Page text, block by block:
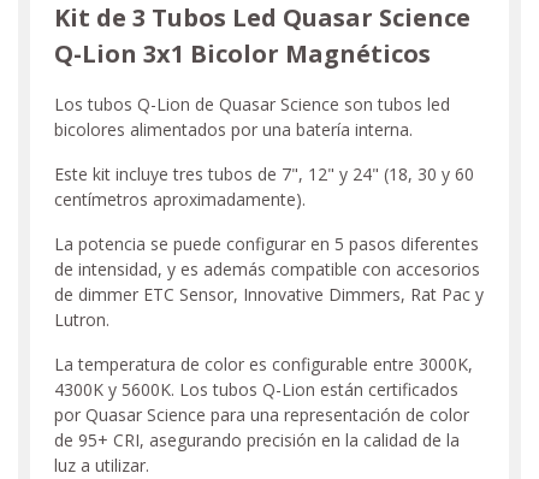
Kit de 3 Tubos Led Quasar Science
Q-Lion 3x1 Bicolor Magnéticos
Los tubos Q-Lion de Quasar Science son tubos led
bicolores alimentados por una batería interna.
Este kit incluye tres tubos de 7", 12" y 24" (18, 30 y 60
centímetros aproximadamente).
La potencia se puede configurar en 5 pasos diferentes
de intensidad, y es además compatible con accesorios
de dimmer ETC Sensor, Innovative Dimmers, Rat Pac y
Lutron.
La temperatura de color es configurable entre 3000K,
4300K y 5600K. Los tubos Q-Lion están certificados
por Quasar Science para una representación de color
de 95+ CRI, asegurando precisión en la calidad de la
luz a utilizar.